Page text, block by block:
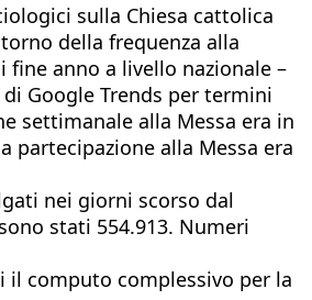
sulla Chiesa cattolica
della frequenza alla
anno a livello nazionale –
Google Trends per termini
settimanale alla Messa era in
partecipazione alla Messa era
nei giorni scorso dal
stati 554.913. Numeri
il computo complessivo per la